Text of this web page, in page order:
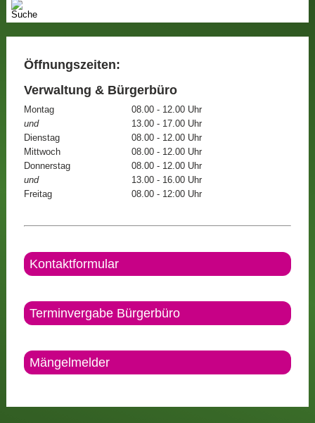
Öffnungszeiten:
Verwaltung & Bürgerbüro
Montag
08.00 - 12.00 Uhr
und
13.00 - 17.00 Uhr
Dienstag
08.00 - 12.00 Uhr
Mittwoch
08.00 - 12.00 Uhr
Donnerstag
08.00 - 12.00 Uhr
und
13.00 - 16.00 Uhr
Freitag
08.00 - 12:00 Uhr
Kontaktformular
Terminvergabe Bürgerbüro
Mängelmelder